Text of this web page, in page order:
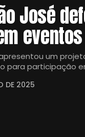
José
um
para participação
DE 2025